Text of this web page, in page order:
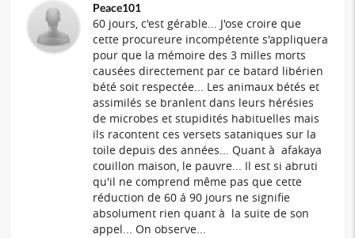
Peace101
60 jours, c'est gérable... J'ose croire que
cette procureure incompétente s'appliquera
pour que la mémoire des 3 milles morts
causées directement par ce batard libérien
bété soit respectée... Les animaux bétés et
assimilés se branlent dans leurs hérésies
de microbes et stupidités habituelles mais
ils racontent ces versets sataniques sur la
toile depuis des années... Quant à afakaya
couillon maison, le pauvre... Il est si abruti
qu'il ne comprend même pas que cette
réduction de 60 á 90 jours ne signifie
absolument rien quant à la suite de son
appel... On observe...